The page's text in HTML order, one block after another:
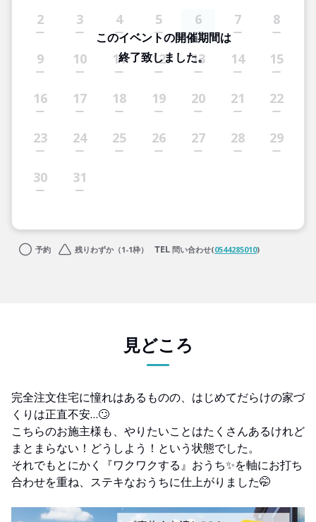
2 3 4 5 6 7 8
9 10 11 12 13 14 15
16 17 18 19 20 21 22
23 24 25 26 27 28 29
30 31
このイベントの開催期間は
終了致しました。
予約 残りわずか（1-1枠） 問い合わせ(0544285010)
見どころ
完全注文住宅に憧れはあるものの、はじめてだらけの家づ
くりは正直不安…🙄
こちらのお施主様も、やりたいことはたくさんあるけれど
まとまらない！どうしよう！という状態でした。
それでもとにかく『ワクワクする』おうち✨を軸にお打ち
合わせを重ね、ステキなおうちに仕上がりました🤭